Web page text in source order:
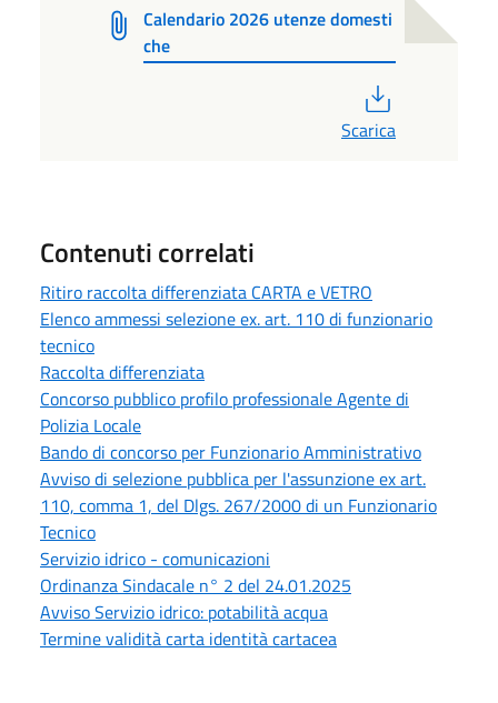
Calendario 2026 utenze domesti
che
Scarica
Contenuti correlati
Ritiro raccolta differenziata CARTA e VETRO
Elenco ammessi selezione ex. art. 110 di funzionario
tecnico
Raccolta differenziata
Concorso pubblico profilo professionale Agente di
Polizia Locale
Bando di concorso per Funzionario Amministrativo
Avviso di selezione pubblica per l'assunzione ex art.
110, comma 1, del Dlgs. 267/2000 di un Funzionario
Tecnico
Servizio idrico - comunicazioni
Ordinanza Sindacale n° 2 del 24.01.2025
Avviso Servizio idrico: potabilità acqua
Termine validità carta identità cartacea